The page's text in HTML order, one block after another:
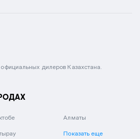
дилеров Казахстана.
Алматы
Показать еще